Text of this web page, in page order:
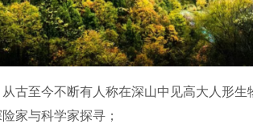
古至今不断有人称在深山中见高大人形
家与科学家探寻；